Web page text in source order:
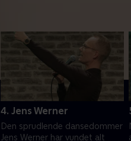
4. Jens Werner
Den sprudlende dansedommer
Jens Werner har vundet alt